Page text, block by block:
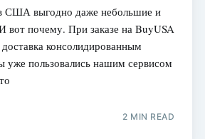
США выгодно даже небольшие и
вот почему. При заказе на BuyUSA
доставка консолидированным
уже пользовались нашим сервисом
2 MIN READ